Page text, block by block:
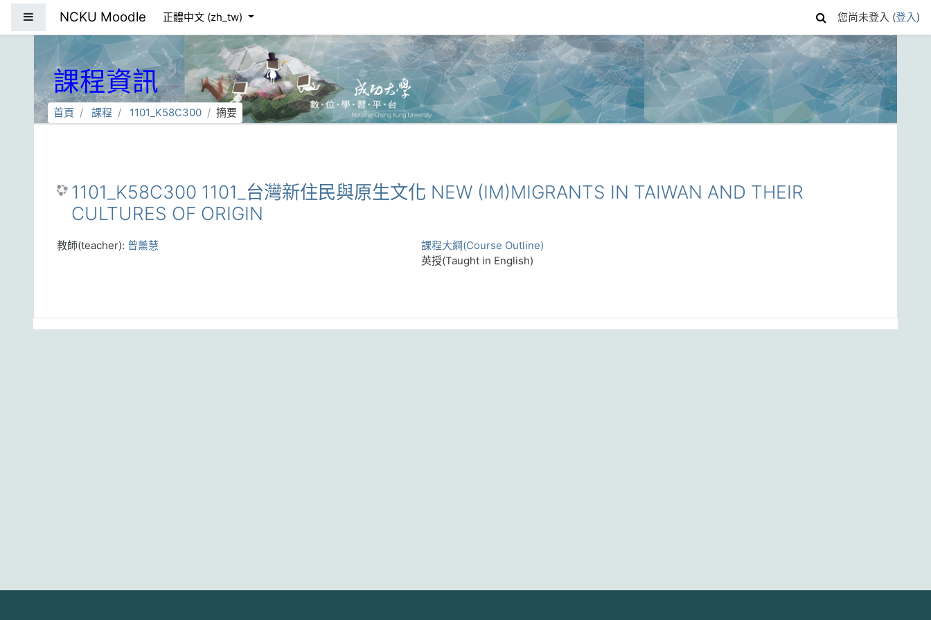
NCKU Moodle 正體中文 ‎(zh_tw)‎ 您尚未登入 (登入)
課程資訊
首頁 課程 1101_K58C300 摘要
1101_K58C300 1101_台灣新住民與原生文化 NEW (IM)MIGRANTS IN TAIWAN AND THEIR
CULTURES OF ORIGIN
課程大綱(Course Outline)
英授(Taught in English)
教師(teacher): 曾薰慧